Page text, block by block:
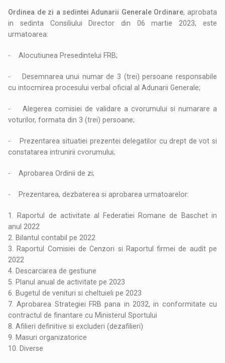
Ordinea de zi a sedintei Adunarii Generale Ordinare, aprobata
in sedinta Consiliului Director din 06 martie 2023, este
urmatoarea:
- Alocutiunea Presedintelui FRB;
- Desemnarea unui numar de 3 (trei) persoane responsabile
cu intocmirea procesului verbal oficial al Adunarii Generale;
- Alegerea comisiei de validare a cvorumului si numarare a
voturilor, formata din 3 (trei) persoane;
- Prezentarea situatiei prezentei delegatilor cu drept de vot si
constatarea intrunirii cvorumului;
- Aprobarea Ordinii de zi;
- Prezentarea, dezbaterea si aprobarea urmatoarelor:
1. Raportul de activitate al Federatiei Romane de Baschet in
anul 2022
2. Bilantul contabil pe 2022
3. Raportul Comisiei de Cenzori si Raportul firmei de audit pe
2022
4. Descarcarea de gestiune
5. Planul anual de activitate pe 2023
6. Bugetul de venituri si cheltuieli pe 2023
7. Aprobarea Strategiei FRB pana in 2032, in conformitate cu
contractul de finantare cu Ministerul Sportului
8. Afilieri definitive si excluderi (dezafilieri)
9. Masuri organizatorice
10. Diverse